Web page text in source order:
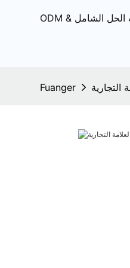
Fuanger